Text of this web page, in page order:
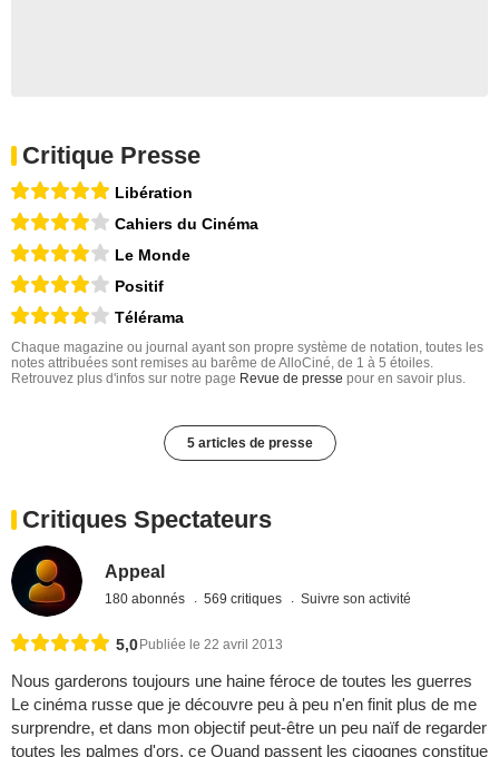
Critique Presse
Libération
Cahiers du Cinéma
Le Monde
Positif
Télérama
Chaque magazine ou journal ayant son propre système de notation, toutes les
notes attribuées sont remises au barême de AlloCiné, de 1 à 5 étoiles.
Retrouvez plus d'infos sur notre page Revue de presse pour en savoir plus.
5 articles de presse
Critiques Spectateurs
Appeal
180 abonnés 569 critiques Suivre son activité
5,0 Publiée le 22 avril 2013
Nous garderons toujours une haine féroce de toutes les guerres
Le cinéma russe que je découvre peu à peu n'en finit plus de me
surprendre, et dans mon objectif peut-être un peu naïf de regarder
toutes les palmes d'ors, ce Quand passent les cigognes constitue